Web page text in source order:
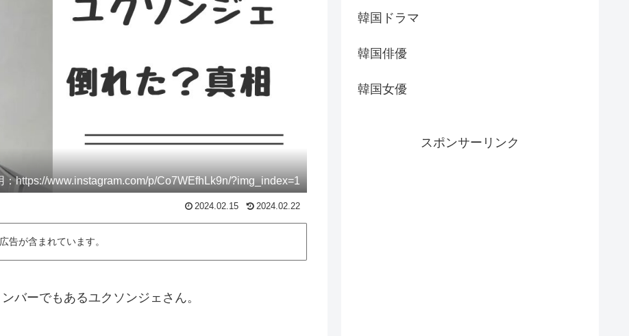
：https://www.instagram.com/p/Co7WEfhLk9n/?img_index=1
2024.02.15 2024.02.22
告が含まれています。
バーでもあるユクソンジェさん。
韓国ドラマ
韓国俳優
韓国女優
スポンサーリンク